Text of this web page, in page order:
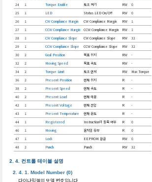
24
1 Torque Enable 토크 켜기 RW
0
25
1 LED Status LED On/Off RW
0
26
1 CW Compliance Margin CW Compliance Margin RW
1
27
1 CCW Compliance Margin CCW Compliance Margin RW
1
28
1 CW Compliance Slope CW Compliance Slope RW
32
29
1 CCW Compliance Slope CCW Compliance Slope RW
32
30
2 Goal Position 목표 위치 RW
-
32
2 Moving Speed 목표 속도 RW
-
34
2 Torque Limit 토크 한계 RW
Max Torque
36
2 Present Position 현재 위치 R
-
38
2 Present Speed 현재 속도 R
-
40
2 Present Load 현재 하중 R
-
42
1 Present Voltage 현재 전압 R
-
43
1 Present Temperature 현재 온도 R
-
44
1 Registered Instruction의 등록 여부 R
0
46
1 Moving 움직임 유무 R
0
47
1 Lock EEPROM 잠금 RW
0
48
2 Punch Punch RW 32
컨트롤 테이블 설명
Model Number (0)
다이나믹셀의 모델 번호입니다.